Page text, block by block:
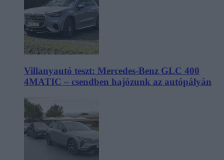
Villanyautó teszt: Mercedes-Benz GLC 400
4MATIC – csendben hajózunk az autópályán